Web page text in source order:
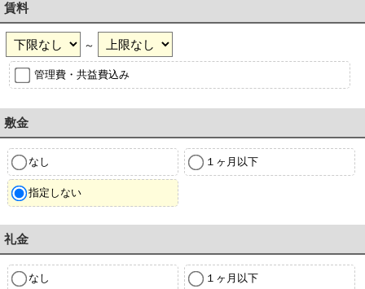
賃料
～
管理費・共益費込み
敷金
なし １ヶ月以下
指定しない
礼金
なし １ヶ月以下